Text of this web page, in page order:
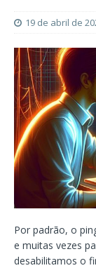
19 de abril de
Por padrão, o
e muitas vezes
desabilitamos o